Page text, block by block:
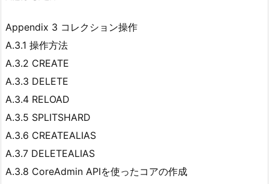
Appendix 3 コレクション操作
A.3.1 操作方法
A.3.2 CREATE
A.3.3 DELETE
A.3.4 RELOAD
A.3.5 SPLITSHARD
A.3.6 CREATEALIAS
A.3.7 DELETEALIAS
A.3.8 CoreAdmin APIを使ったコアの作成